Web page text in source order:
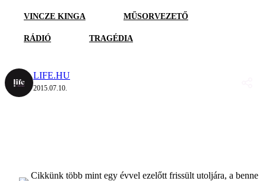
VINCZE KINGA MŰSORVEZETŐ
RÁDIÓ TRAGÉDIA
LIFE.HU
2015.07.10.
Cikkünk több mint egy évvel ezelőtt frissült utoljára, a benne